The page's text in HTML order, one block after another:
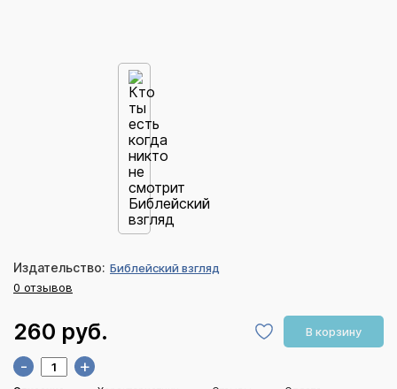
Издательство: Библейский взгляд
0 отзывов
260 руб. В корзину
- +